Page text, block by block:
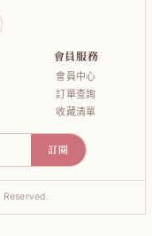
會員服務
會員中心
訂單查詢
收藏清單
訂閱